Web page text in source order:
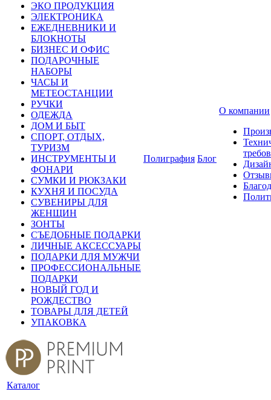
ЭКО ПРОДУКЦИЯ
ЭЛЕКТРОНИКА
ЕЖЕДНЕВНИКИ И
БЛОКНОТЫ
БИЗНЕС И ОФИС
ПОДАРОЧНЫЕ
НАБОРЫ
ЧАСЫ И
МЕТЕОСТАНЦИИ
РУЧКИ
ОДЕЖДА
ДОМ И БЫТ
СПОРТ, ОТДЫХ,
ТУРИЗМ
ИНСТРУМЕНТЫ И
ФОНАРИ
СУМКИ И РЮКЗАКИ
КУХНЯ И ПОСУДА
СУВЕНИРЫ ДЛЯ
ЖЕНЩИН
ЗОНТЫ
СЪЕДОБНЫЕ ПОДАРКИ
ЛИЧНЫЕ АКСЕССУАРЫ
ПОДАРКИ ДЛЯ МУЖЧИ
ПРОФЕССИОНАЛЬНЫЕ
ПОДАРКИ
НОВЫЙ ГОД И
РОЖДЕСТВО
ТОВАРЫ ДЛЯ ДЕТЕЙ
УПАКОВКА
Полиграфия Блог
О компании
Каталог